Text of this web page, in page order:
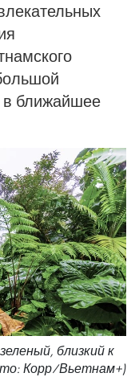
в ближайшее
близкий к
Корр/Вьетнам+)